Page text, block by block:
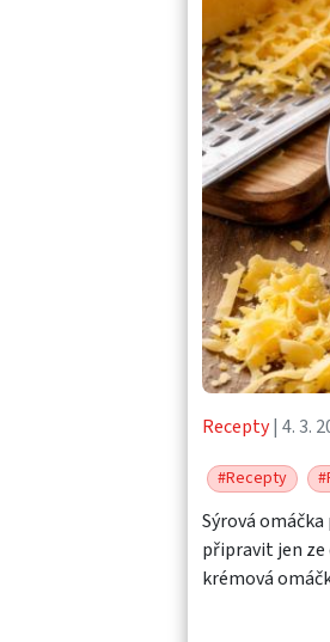
Recepty| 4. 3.
#Recepty
Sýrová
připravit jen ze
krémová